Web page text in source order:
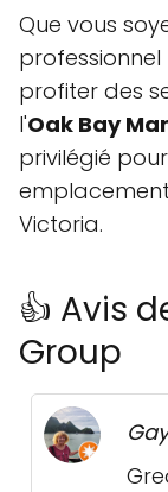
Que vous
profiter des
l'Oak Bay
privilégié
Victoria.
👍 Avis
Group